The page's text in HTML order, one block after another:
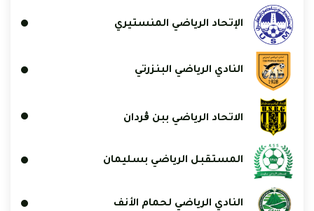
الإتحاد الرياضي المنستيري
النادي الرياضي البنزرتي
الاتحاد الرياضي ببن ڨردان
المستقبل الرياضي بسليمان
النادي الرياضي لحمام الأنف